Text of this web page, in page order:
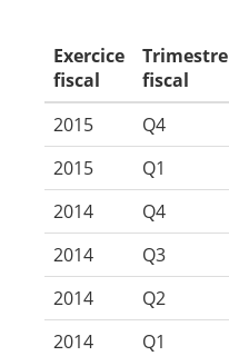
Exercice
fiscal
Trimestre
fiscal
2015
Q4
2015
Q1
2014
Q4
2014
Q3
2014
Q2
2014
Q1